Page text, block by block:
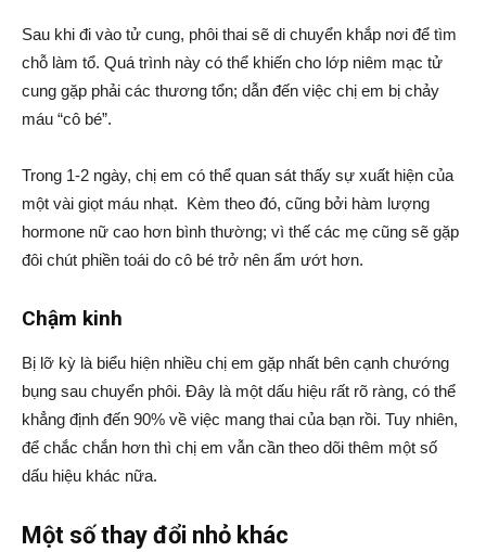
Sau khi đi vào tử cung, phôi thai sẽ di chuyển khắp nơi để tìm
chỗ làm tổ. Quá trình này có thể khiến cho lớp niêm mạc tử
cung gặp phải các thương tổn; dẫn đến việc chị em bị chảy
máu “cô bé”.
Trong 1-2 ngày, chị em có thể quan sát thấy sự xuất hiện của
một vài giọt máu nhạt. Kèm theo đó, cũng bởi hàm lượng
hormone nữ cao hơn bình thường; vì thế các mẹ cũng sẽ gặp
đôi chút phiền toái do cô bé trở nên ẩm ướt hơn.
Chậm kinh
Bị lỡ kỳ là biểu hiện nhiều chị em gặp nhất bên cạnh chướng
bụng sau chuyển phôi. Đây là một dấu hiệu rất rõ ràng, có thể
khẳng định đến 90% về việc mang thai của bạn rồi. Tuy nhiên,
để chắc chắn hơn thì chị em vẫn cần theo dõi thêm một số
dấu hiệu khác nữa.
Một số thay đổi nhỏ khác